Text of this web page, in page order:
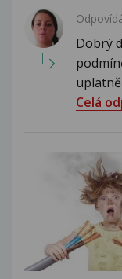
Dobrý
Celá